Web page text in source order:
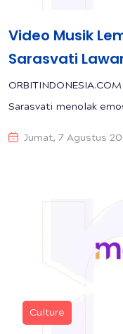
Video Musik
Sarasvati
Sarasvati menolak
Jumat, 7 Agustus
Culture